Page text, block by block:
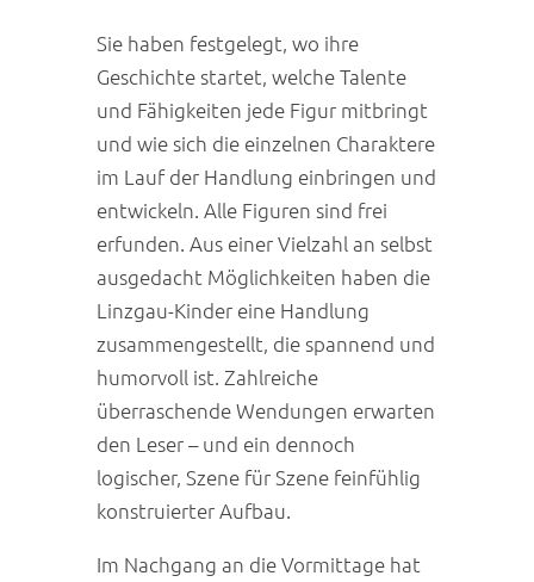
Sie haben festgelegt, wo ihre
Geschichte startet, welche Talente
und Fähigkeiten jede Figur mitbringt
und wie sich die einzelnen Charaktere
im Lauf der Handlung einbringen und
entwickeln. Alle Figuren sind frei
erfunden. Aus einer Vielzahl an selbst
ausgedacht Möglichkeiten haben die
Linzgau-Kinder eine Handlung
zusammengestellt, die spannend und
humorvoll ist. Zahlreiche
überraschende Wendungen erwarten
den Leser – und ein dennoch
logischer, Szene für Szene feinfühlig
konstruierter Aufbau.
Im Nachgang an die Vormittage hat